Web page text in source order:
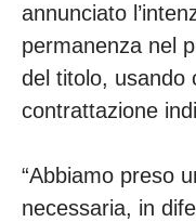
annunciato
permanenza nel
del titolo, usando
contrattazione
“Abbiamo preso
necessaria, in